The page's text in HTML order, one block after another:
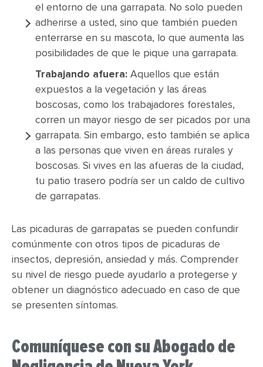
el entorno de una garrapata. No solo pueden
adherirse a usted, sino que también pueden
enterrarse en su mascota, lo que aumenta las
posibilidades de que le pique una garrapata.
Trabajando afuera: Aquellos que están
expuestos a la vegetación y las áreas
boscosas, como los trabajadores forestales,
corren un mayor riesgo de ser picados por una
garrapata. Sin embargo, esto también se aplica
a las personas que viven en áreas rurales y
boscosas. Si vives en las afueras de la ciudad,
tu patio trasero podría ser un caldo de cultivo
de garrapatas.
Las picaduras de garrapatas se pueden confundir
comúnmente con otros tipos de picaduras de
insectos, depresión, ansiedad y más. Comprender
su nivel de riesgo puede ayudarlo a protegerse y
obtener un diagnóstico adecuado en caso de que
se presenten síntomas.
Comuníquese con su Abogado de